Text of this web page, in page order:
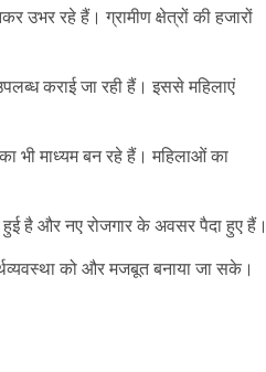
उभर रहे हैं। ग्रामीण क्षेत्रों की हजारों
कराई जा रही हैं। इससे महिलाएं
भी माध्यम बन रहे हैं। महिलाओं का
है और नए रोजगार के अवसर पैदा हुए
को और मजबूत बनाया जा सके।